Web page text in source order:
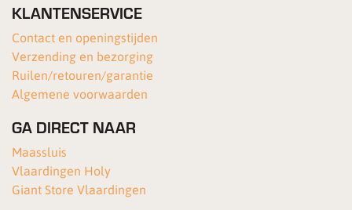
KLANTENSERVICE
Contact en openingstijden
Verzending en bezorging
Ruilen/retouren/garantie
Algemene voorwaarden
GA DIRECT NAAR
Maassluis
Vlaardingen Holy
Giant Store Vlaardingen